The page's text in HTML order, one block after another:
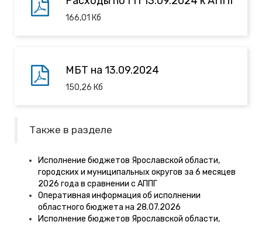
166,01 Кб
МБТ на 13.09.2024
150,26 Кб
Также в разделе
Исполнение бюджетов Ярославской области,
городских и муниципальных округов за 6 месяцев
2026 года в сравнении с АППГ
Оперативная информация об исполнении
областного бюджета на 28.07.2026
Исполнение бюджетов Ярославской области,